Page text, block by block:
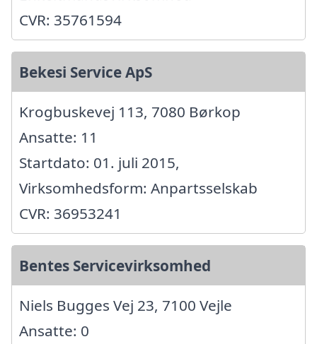
CVR: 35761594
Bekesi Service ApS
Krogbuskevej 113, 7080 Børkop
Ansatte: 11
Startdato: 01. juli 2015,
Virksomhedsform: Anpartsselskab
CVR: 36953241
Bentes Servicevirksomhed
Niels Bugges Vej 23, 7100 Vejle
Ansatte: 0